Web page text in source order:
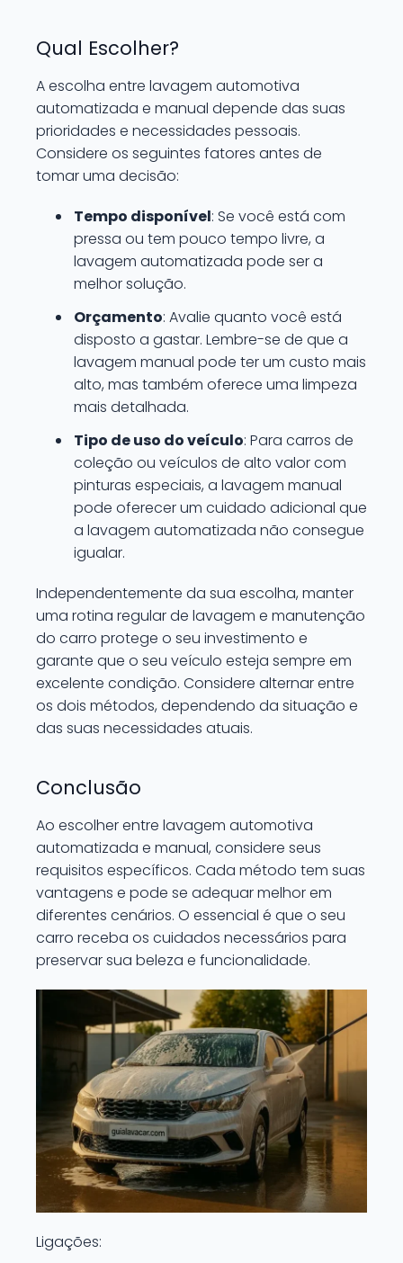
Qual Escolher?
A escolha entre lavagem automotiva
automatizada e manual depende das suas
prioridades e necessidades pessoais.
Considere os seguintes fatores antes de
tomar uma decisão:
Tempo disponível: Se você está com
pressa ou tem pouco tempo livre, a
lavagem automatizada pode ser a
melhor solução.
Orçamento: Avalie quanto você está
disposto a gastar. Lembre-se de que a
lavagem manual pode ter um custo mais
alto, mas também oferece uma limpeza
mais detalhada.
Tipo de uso do veículo: Para carros de
coleção ou veículos de alto valor com
pinturas especiais, a lavagem manual
pode oferecer um cuidado adicional que
a lavagem automatizada não consegue
igualar.
Independentemente da sua escolha, manter
uma rotina regular de lavagem e manutenção
do carro protege o seu investimento e
garante que o seu veículo esteja sempre em
excelente condição. Considere alternar entre
os dois métodos, dependendo da situação e
das suas necessidades atuais.
Conclusão
Ao escolher entre lavagem automotiva
automatizada e manual, considere seus
requisitos específicos. Cada método tem suas
vantagens e pode se adequar melhor em
diferentes cenários. O essencial é que o seu
carro receba os cuidados necessários para
preservar sua beleza e funcionalidade.
Ligações: